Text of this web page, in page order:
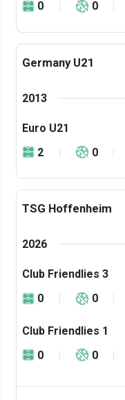
0
0
Germany U21
2013
Euro U21
2
0
TSG Hoffenheim
2026
Club Friendlies 3
0
0
Club Friendlies 1
0
0